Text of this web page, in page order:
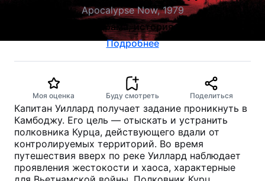
Apocalypse Now, 1979
военный, драма, история, боевик
Подробнее
Моя оценка Буду смотреть Поделиться
Капитан Уиллард получает задание проникнуть в
Камбоджу. Его цель — отыскать и устранить
полковника Курца, действующего вдали от
контролируемых территорий. Во время
путешествия вверх по реке Уиллард наблюдает
проявления жестокости и хаоса, характерные